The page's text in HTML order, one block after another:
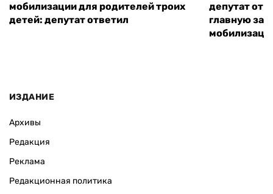
мобилизации для родителей троих
детей: депутат ответил
депутат от
главную
ИЗДАНИЕ
Архивы
Редакция
Реклама
Редакционная политика